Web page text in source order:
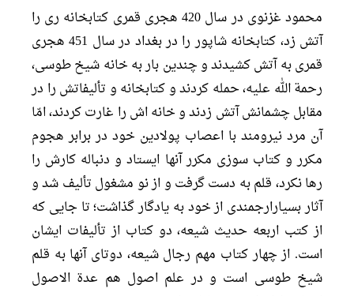
محمود غزنوى در سال 420 هجرى قمرى کتابخانه رى را
آتش زد، کتابخانه شاپور را در بغداد در سال 451 هجرى
قمرى به آتش کشیدند و چندین بار به خانه شیخ طوسى،
رحمة الله علیه، حمله کردند و کتابخانه و تألیفاتش را در
مقابل چشمانش آتش زدند و خانه اش را غارت کردند، امّا
آن مرد نیرومند با اعصاب پولادین خود در برابر هجوم
مکرر و کتاب سوزى مکرر آنها ایستاد و دنباله کارش را
رها نکرد، قلم به دست گرفت و از نو مشغول تألیف شد و
آثار بسیارارجمندى از خود به یادگار گذاشت؛ تا جایى که
از کتب اربعه حدیث شیعه، دو کتاب از تألیفات ایشان
است. از چهار کتاب مهم رجال شیعه، دوتاى آنها به قلم
شیخ طوسى است و در علم اصول هم عدة الاصول